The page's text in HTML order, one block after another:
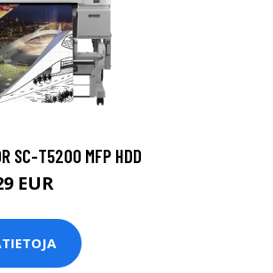
SC-T5200 MFP HDD
EUR